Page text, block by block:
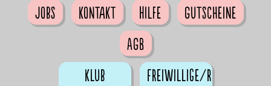
Jobs
Kontakt Hilfe
Gutscheine
AGB
Klub
Freiwillige/r